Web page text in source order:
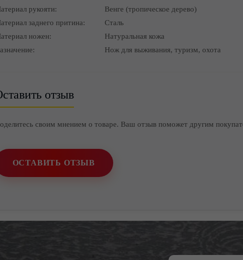
рукояти:
Венге (тропическое дерево)
заднего притина:
Сталь
ножен:
Натуральная кожа
Нож для выживания, туризм, охота
отзыв
своим мнением о товаре. Ваш отзыв поможет другим
ОСТАВИТЬ ОТЗЫВ